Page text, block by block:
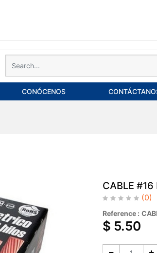
CONÓCENOS
CABLE #16
(0)
Reference :
$ 5.50